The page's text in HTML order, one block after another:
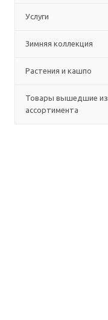
Услуги
Зимняя коллекция
Растения и кашпо
Товары вышедшие из
ассортимента